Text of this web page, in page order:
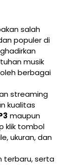
salah
populer di
musik
berbagai
streaming
kualitas
maupun
klik tombol
ukuran, dan
terbaru, serta